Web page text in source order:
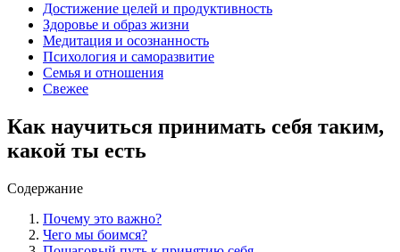
Достижение целей и продуктивность
Здоровье и образ жизни
Медитация и осознанность
Психология и саморазвитие
Семья и отношения
Свежее
Как научиться принимать себя таким,
какой ты есть
Содержание
Почему это важно?
Чего мы боимся?